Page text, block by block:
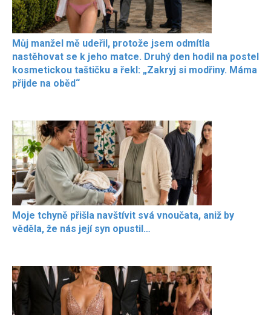
Můj manžel mě udeřil, protože jsem odmítla
nastěhovat se k jeho matce. Druhý den hodil na postel
kosmetickou taštičku a řekl: „Zakryj si modřiny. Máma
přijde na oběd“
Moje tchyně přišla navštívit svá vnoučata, aniž by
věděla, že nás její syn opustil…